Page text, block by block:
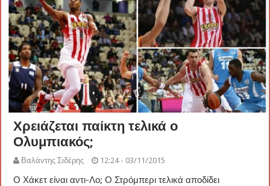
Χρειάζεται παίκτη τελικά ο
Ολυμπιακός;
Βαλάντης Σιδέρης 12:24 - 03/11/2015
Ο Χάκετ είναι αντι-Λο; Ο Στρόμπερι τελικά αποδίδει